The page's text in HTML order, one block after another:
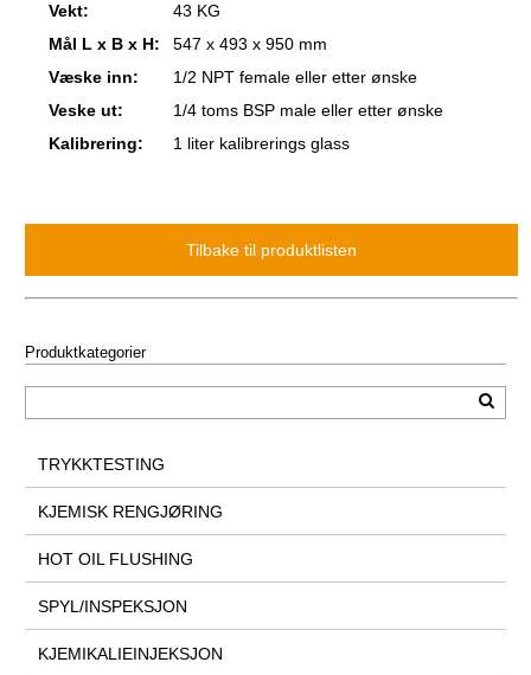
Vekt:
43 KG
Mål L x B x H:
547 x 493 x 950 mm
Væske inn:
1/2 NPT female eller etter ønske
Veske ut:
1/4 toms BSP male eller etter ønske
Kalibrering:
1 liter kalibrerings glass
Produktkategorier
TRYKKTESTING
KJEMISK RENGJØRING
HOT OIL FLUSHING
SPYL/INSPEKSJON
KJEMIKALIEINJEKSJON